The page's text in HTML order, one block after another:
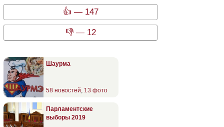
👍 — 147
👎 — 12
Шаурма
58 новостей 13 фото
Парламентские
выборы 2019